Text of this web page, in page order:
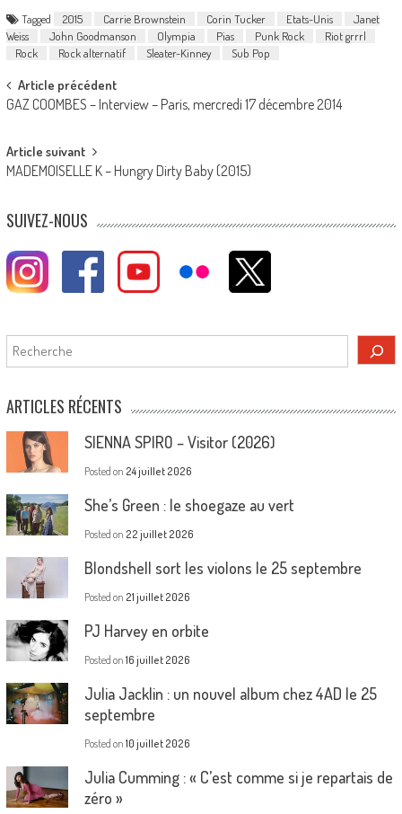
Tagged 2015 Carrie Brownstein Corin Tucker Etats-Unis
Janet
Weiss
John Goodmanson Olympia Pias Punk Rock
Riot grrrl
Rock
Rock alternatif Sleater-Kinney Sub Pop
Post
navigation
Article précédent
GAZ COOMBES – Interview – Paris, mercredi 17 décembre 2014
Article suivant
MADEMOISELLE K – Hungry Dirty Baby (2015)
SUIVEZ-NOUS
Rechercher
ARTICLES RÉCENTS
SIENNA SPIRO – Visitor (2026)
Posted on 24 juillet 2026
She’s Green : le shoegaze au vert
Posted on 22 juillet 2026
Blondshell sort les violons le 25 septembre
Posted on 21 juillet 2026
PJ Harvey en orbite
Posted on 16 juillet 2026
Julia Jacklin : un nouvel album chez 4AD le 25
septembre
Posted on 10 juillet 2026
Julia Cumming : « C’est comme si je repartais de
zéro »